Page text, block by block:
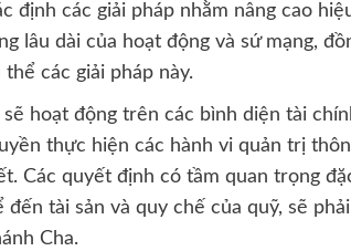
định các giải pháp nhằm nâng cao
lâu dài của hoạt động và sứ mạng,
thể các giải pháp này.
sẽ hoạt động trên các bình diện tài
thực hiện các hành vi quản trị
Các quyết định có tầm quan trọng
đến tài sản và quy chế của quỹ, sẽ
Cha.